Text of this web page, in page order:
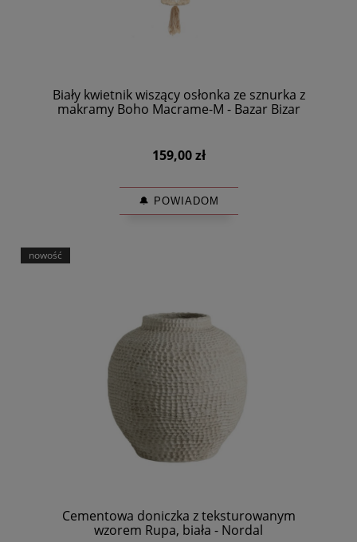
Biały kwietnik wiszący osłonka ze sznurka z
makramy Boho Macrame-M - Bazar Bizar
159,00 zł
🔔 POWIADOM
Cementowa doniczka z teksturowanym
wzorem Rupa, biała - Nordal
nowość